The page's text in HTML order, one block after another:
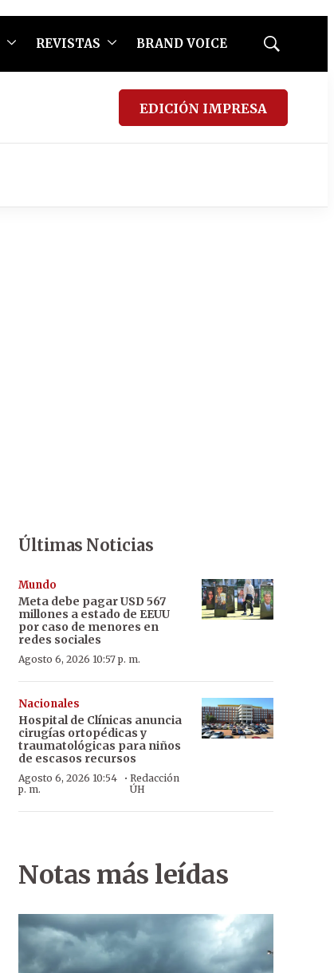
REVISTAS BRAND VOICE
Mostrar
EDICIÓN IMPRESA
Últimas Noticias
Mundo
Meta debe pagar USD 567
millones a estado de EEUU
por caso de menores en
redes sociales
Agosto 6, 2026 10:57 p. m.
Nacionales
Hospital de Clínicas anuncia
cirugías ortopédicas y
traumatológicas para niños
de escasos recursos
Agosto 6, 2026 10:54
p. m.
· Redacción
ÚH
Notas más leídas